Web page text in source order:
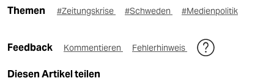
Themen #Zeitungskrise #Schweden #Medienpolitik
Feedback Kommentieren Fehlerhinweis
Diesen Artikel teilen